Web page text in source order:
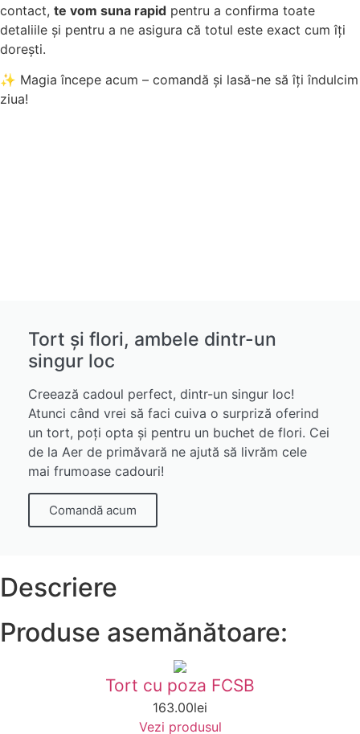
contact, te vom suna rapid pentru a confirma toate
detaliile și pentru a ne asigura că totul este exact cum îți
dorești.
✨ Magia începe acum – comandă și lasă-ne să îți îndulcim
ziua!
Tort și flori, ambele dintr-un
singur loc
Creează cadoul perfect, dintr-un singur loc!
Atunci când vrei să faci cuiva o surpriză oferind
un tort, poți opta și pentru un buchet de flori. Cei
de la Aer de primăvară ne ajută să livrăm cele
mai frumoase cadouri!
Comandă acum
Descriere
Produse asemănătoare:
Tort cu poza FCSB
163.00lei
Vezi produsul